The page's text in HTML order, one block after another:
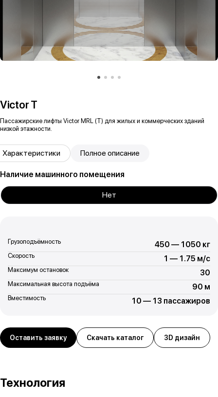
Victor T
Пассажирские лифты Victor MRL (T) для жилых и коммерческих зданий
низкой этажности.
Характеристики Полное описание
Наличие машинного помещения
Нет
Грузоподъёмность 450 — 1050 кг
Скорость 1 — 1.75 м/с
Максимум остановок 30
Максимальная высота подъёма 90 м
Вместимость 10 — 13 пассажиров
Оставить заявку Скачать каталог 3D дизайн
Технология